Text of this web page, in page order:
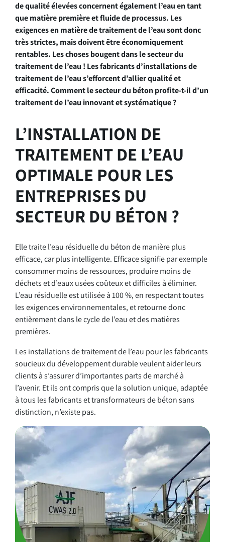
de qualité élevées concernent également l’eau en tant
que matière première et fluide de processus. Les
exigences en matière de traitement de l’eau sont donc
très strictes, mais doivent être économiquement
rentables. Les choses bougent dans le secteur du
traitement de l’eau ! Les fabricants d’installations de
traitement de l’eau s’efforcent d’allier qualité et
efficacité. Comment le secteur du béton profite-t-il d’un
traitement de l’eau innovant et systématique ?
L’INSTALLATION DE
TRAITEMENT DE L’EAU
OPTIMALE POUR LES
ENTREPRISES DU
SECTEUR DU BÉTON ?
Elle traite l’eau résiduelle du béton de manière plus
efficace, car plus intelligente. Efficace signifie par exemple
consommer moins de ressources, produire moins de
déchets et d’eaux usées coûteux et difficiles à éliminer.
L’eau résiduelle est utilisée à 100 %, en respectant toutes
les exigences environnementales, et retourne donc
entièrement dans le cycle de l’eau et des matières
premières.
Les installations de traitement de l’eau pour les fabricants
soucieux du développement durable veulent aider leurs
clients à s’assurer d’importantes parts de marché à
l’avenir. Et ils ont compris que la solution unique, adaptée
à tous les fabricants et transformateurs de béton sans
distinction, n’existe pas.